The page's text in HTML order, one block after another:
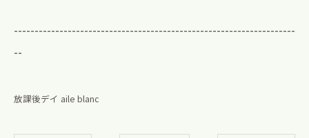
--------------------------------------------------------------------
--
放課後デイ aile blanc